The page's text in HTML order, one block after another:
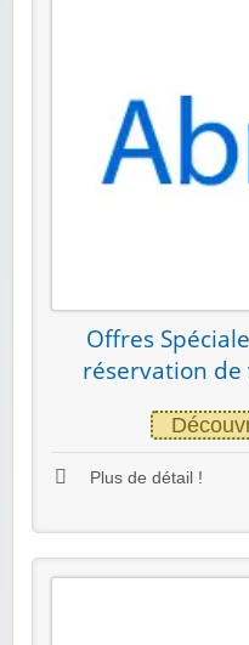
Offres
réservation de
Plus de détail !